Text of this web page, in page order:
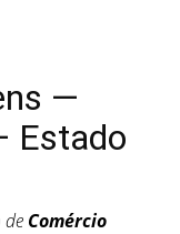
—
Estado
de Comércio